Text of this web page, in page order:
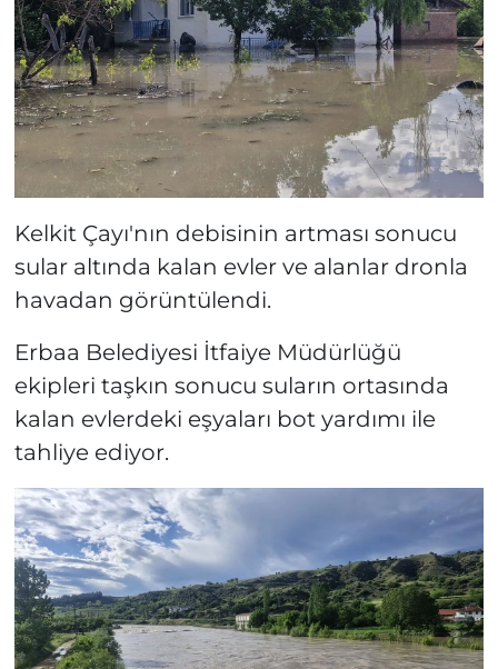
Kelkit Çayı'nın debisinin artması sonucu
sular altında kalan evler ve alanlar dronla
havadan görüntülendi.
Erbaa Belediyesi İtfaiye Müdürlüğü
ekipleri taşkın sonucu suların ortasında
kalan evlerdeki eşyaları bot yardımı ile
tahliye ediyor.